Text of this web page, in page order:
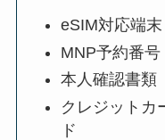
eSIM対応端末
MNP予約番号
本人確認書類
クレジットカ
ド